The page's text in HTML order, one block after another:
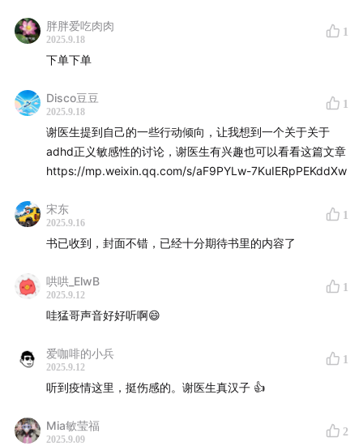
胖胖爱吃肉肉
2025.9.18
1
下单下单
Disco豆豆
2025.9.18
1
谢医生提到自己的一些行动倾向，让我想到一个关于关于
adhd正义敏感性的讨论，谢医生有兴趣也可以看看这篇文章
https://mp.weixin.qq.com/s/aF9PYLw-7KuIERpPEKddXw
宋东
2025.9.16
1
书已收到，封面不错，已经十分期待书里的内容了
哄哄_ElwB
2025.9.12
1
哇猛哥声音好好听啊😄
爱咖啡的小兵
2025.9.12
1
听到疫情这里，挺伤感的。谢医生真汉子 👍
Mia敏莹福
2025.9.09
2